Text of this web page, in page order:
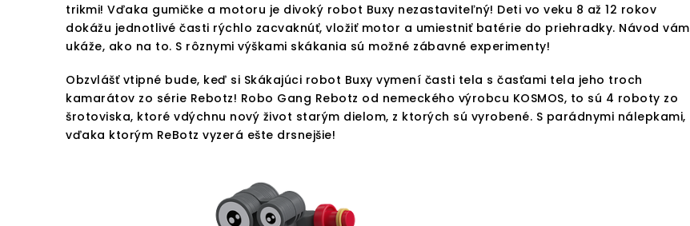
trikmi! Vďaka gumičke a motoru je divoký robot Buxy nezastaviteľný! Deti vo veku 8 až 12 rokov
dokážu jednotlivé časti rýchlo zacvaknúť, vložiť motor a umiestniť batérie do priehradky. Návod vám
ukáže, ako na to. S rôznymi výškami skákania sú možné zábavné experimenty!
Obzvlášť vtipné bude, keď si Skákajúci robot Buxy vymení časti tela s časťami tela jeho troch
kamarátov zo série Rebotz! Robo Gang Rebotz od nemeckého výrobcu KOSMOS, to sú 4 roboty zo
šrotoviska, ktoré vdýchnu nový život starým dielom, z ktorých sú vyrobené. S parádnymi nálepkami,
vďaka ktorým ReBotz vyzerá ešte drsnejšie!